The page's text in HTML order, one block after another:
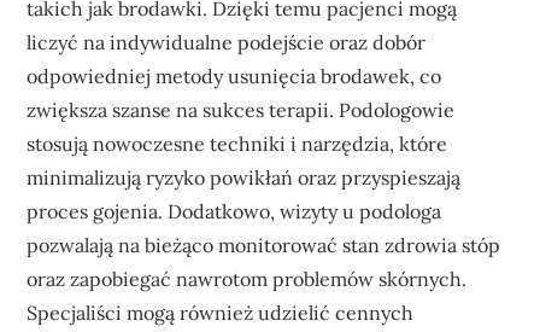
takich jak brodawki. Dzięki temu pacjenci mogą
liczyć na indywidualne podejście oraz dobór
odpowiedniej metody usunięcia brodawek, co
zwiększa szanse na sukces terapii. Podologowie
stosują nowoczesne techniki i narzędzia, które
minimalizują ryzyko powikłań oraz przyspieszają
proces gojenia. Dodatkowo, wizyty u podologa
pozwalają na bieżąco monitorować stan zdrowia stóp
oraz zapobiegać nawrotom problemów skórnych.
Specjaliści mogą również udzielić cennych